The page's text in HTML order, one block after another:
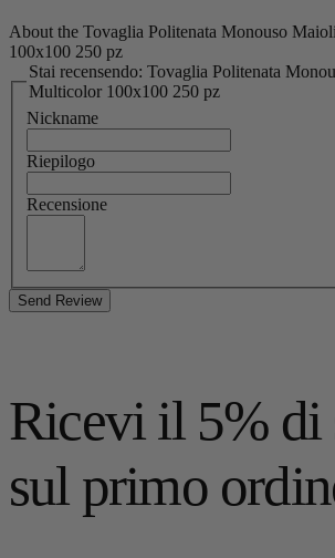
About the Tovaglia Politenata Monouso
100x100 250 pz
Stai recensendo: Tovaglia Politenata Monouso Maiolica
Multicolor 100x100 250 pz
Nickname
Riepilogo
Recensione
Send Review
Ricevi il 5% di
sul primo